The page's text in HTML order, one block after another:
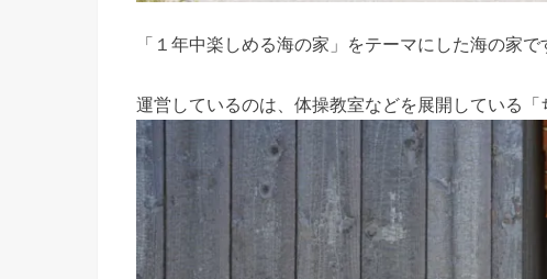
「１年中楽しめる海の家」 をテーマにした海の家で
運営しているのは、体操教室などを展開している